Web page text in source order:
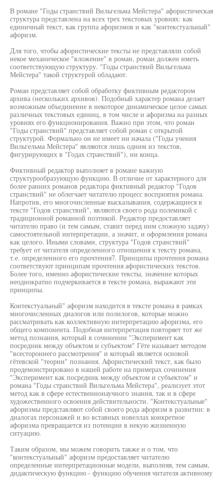
В романе "Годы странствий Вильгельма Мейстера" афористическая
структура представлена на всех трех текстовых уровнях: как
единичный текст, как группа афоризмов и как "контекстуальный"
афоризм.
Для того, чтобы афористические тексты не представляли собой
некое механическое "вложение" в роман, роман должен иметь
соответствующую структуру. "Годы странствий Вильгельма
Мейстера" такой структурой обладают.
Роман представляет собой обработку фиктивным редактором
архива (нескольких архивов). Подобный характер романа делает
возможным объединение в некоторое динамическое целое самых
различных текстовых единиц, в том числе и афоризма на разных
уровнях его функционирования. Важно при этом, что роман
"Годы странствий" представляет собой роман с открытой
структурой. Формально он не имеет ни начала ("Годы учения
Вильгельма Мейстера" являются лишь одним из текстов,
фигурирующих в "Годах странствий"), ни конца.
Фиктивный редактор выполняет в романе важную
структурообразующую функцию. В отличие от характерного для
более ранних романов редактора фиктивный редактор "Годов
странствий" не облегчает читателю процесс восприятия романа.
Напротив, его многочисленные высказывания, содержащиеся в
тексте "Годов странствий", являются своего рода полемикой с
традиционной романной поэтикой. Редактор предоставляет
читателю право (и тем самым, ставит перед ним сложную задачу)
самостоятельной интерпретации, а значит, и оформления романа
как целого. Иными словами, структура "Годов странствий"
требует от читателя определенного отношения к тексту романа,
т.е. определенного его прочтения7. Принципы прочтения романа
соответствуют принципам прочтения афористических текстов.
Более того, именно афористические тексты, значение которых
неоднократно подчеркивается в тексте романа, выражают эти
принципы.
Контекстуальный" афоризм находится в тексте романа в рамках
многочисленных диалогов или полилогов, которые можно
рассматривать как коллективную интерпретацию афоризма, его
общего компонента. Подобная интерпретация повторяет тот же
метод познания, который в сочинении "Эксперимент как
посредник между объектом и субъектом" Гёте называет методом
"всестороннего рассмотрения" и который является основой
гётевской "теории" познания. Афористический текст, как было
продемонстрировано в нашей работе на примерах сочинения
"Эксперимент как посредник между объектом и субъектом" и
романа "Годы странствий Вильгельма Мейстера", реализует этот
метод как в сфере естественнонаучного знания, так и в сфере
художественного освоения действительности. "Контекстуальные"
афоризмы представляют собой своего рода афоризм в развитии: в
диалогах персонажей и во вставных новеллах конкретное
афоризма превращается из потенции в некую жизненную
ситуацию.
Таким образом, мы можем говорить также и о том, что
"контекстуальный" афоризм предоставляет читателю
определенные интерпретационные модели, выполняя, тем самым,
дидактическую функцию - функцию обучения читателя активному